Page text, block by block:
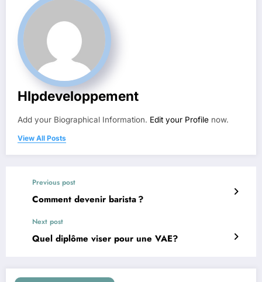
Hlpdeveloppement
Add your Biographical Information. Edit your Profile now.
View All Posts
Previous post
Comment devenir barista ?
Next post
Quel diplôme viser pour une VAE?